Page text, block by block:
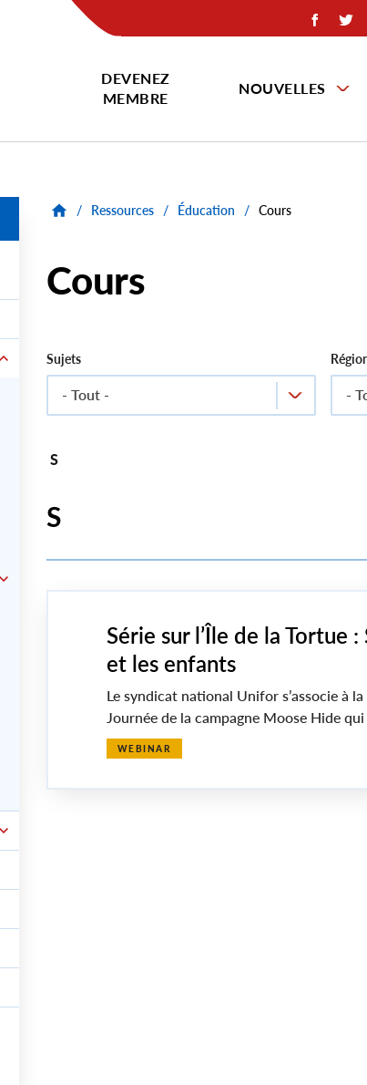
DEVENEZ
MEMBRE
NOUVELLES
/ Ressources / Éducation / Cours
Cours
Sujets
- Tout - -
S
S
Série sur l’Île de la Tortue
et les enfants
Le syndicat national Unifor s’associe à
Journée de la campagne Moose Hide
WEBINAR